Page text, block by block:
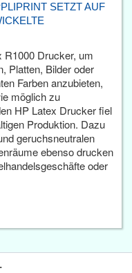
SETZT AUF
Drucker, um
Platten, Bilder oder
Farben anzubieten,
möglich zu
HP Latex Drucker fiel
Produktion. Dazu
geruchsneutralen
ebenso drucken
oder